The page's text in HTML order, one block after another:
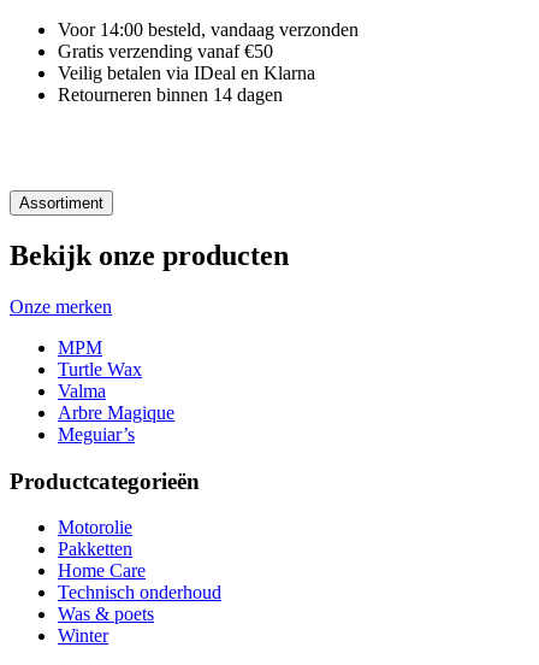
Voor 14:00 besteld, vandaag verzonden
Gratis verzending vanaf €50
Veilig betalen via IDeal en Klarna
Retourneren binnen 14 dagen
Assortiment
Bekijk onze producten
Onze merken
MPM
Turtle Wax
Valma
Arbre Magique
Meguiar’s
Productcategorieën
Motorolie
Pakketten
Home Care
Technisch onderhoud
Was & poets
Winter